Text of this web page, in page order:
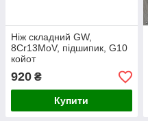
Ніж складний GW,
8Cr13MoV, підшипик, G10
койот
920 ₴
Купити